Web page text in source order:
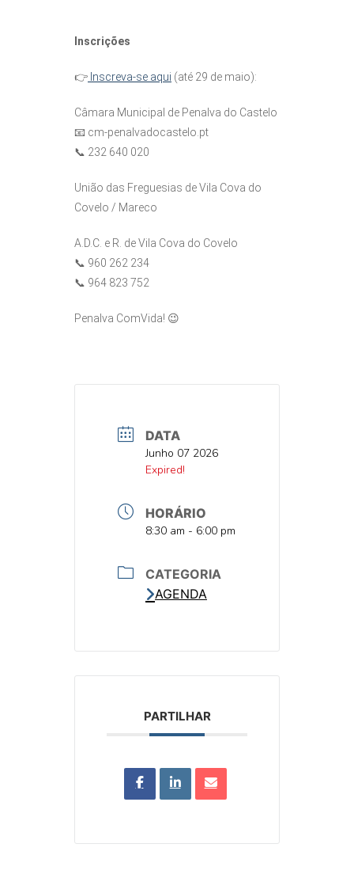
Inscrições
👉 Inscreva-se aqui (até 29 de maio):
Câmara Municipal de Penalva do Castelo
📧 cm-penalvadocastelo.pt
📞 232 640 020
União das Freguesias de Vila Cova do
Covelo / Mareco
A.D.C. e R. de Vila Cova do Covelo
📞 960 262 234
📞 964 823 752
Penalva ComVida! 😉
DATA
DATAJunho 07 2026
DATAExpired!
HORÁRIO
HORA
8:30 am - 6:00 pm
CATEGORIA
AGENDA
PARTILHAR